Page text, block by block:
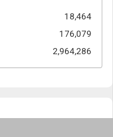
18,464
176,079
2,964,286